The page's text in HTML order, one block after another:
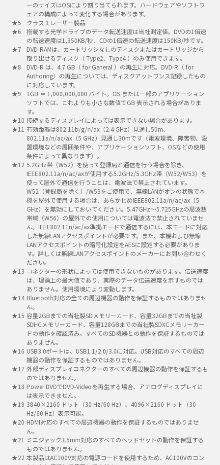
ーのサイズはOSにより割り当てられます。ハードウェアやソフトウ
ェアの構成によって変化する場合があります。
クラス１レーザー製品
搭載する光学ドライブのデータ転送速度は当社測定値。DVDの1倍速
の転送速度は1,350KB/秒、CDの1倍速の転送速度は150KB/秒です。
DVD-RAMは、カートリッジなしのディスクまたはカートリッジから
取り出せるディスク（ Type2、Type4 ）のみ使用できます。
DVD-R は、4.7 GB（ for General ）の再生に対応。DVD-R（ for
Authoring）の再生については、ディスクアットワンス記録したもの
に対応しています。
1GB ＝ 1,000,000,000 バイト。OS または一部のアプリケーション
ソフトでは、これよりも小さな数値でGB 表示される場合がありま
す。
接続するディスプレイによっては表示できない場合があります。
有効距離は802.11b/g/n/ax（2.4 GHz）見通し50m、
802.11a/n/ac/ax（5 GHz）見通し30mです（電波環境、障害物、設
置環境などの周囲条件や、アプリケーションソフト、OSなどの使用
条件によって異なります）。
5.2GHz帯（W52）を使って登録局と通信を行う場合を除き、
IEEE802.11a/n/ac/axが使用する5.2GHz/5.3GHz帯（W52/W53）を
使って屋外で通信を行うことは、電波法で禁止されています。
W52（登録局を除く）/W53をご使用で、無線LANがオンの状態で本
機を屋外で使用する場合は、あらかじめIEEE802.11a/n/ac/ax（5
GHz）を無効にしておいてください。5.47GHz～5.725GHzの周波数
帯域（W56）の屋外での使用については電波法で禁止されていませ
ん。IEEE802.11n/ac/ax準拠モードで通信するには、本モードに対応
した無線LANアクセスポイントが必要です。また、本機および無線
LANアクセスポイントの暗号化設定をAESに設定する必要がありま
す。詳しくは無線LANアクセスポイントのメーカーにお問い合わせく
ださい。
コネクターの形状によっては使用できないものがあります。伝送速度
は、理論上の最大値であり、実際のデータ伝送速度を示すものでは
ありません。使用環境により変動します。
Bluetooth対応の全ての周辺機器の動作を保証するものではありませ
ん。
容量2GBまでの当社製SDメモリーカード、容量32GBまでの当社製
SDHCメモリーカード、容量128GBまでの当社製SDXCメモリーカー
ドの動作を確認済み。すべてのSD機器との動作を保証するものでは
ありません。
USB3.0ポートは、USB1.1/2.0/3.0に対応。USB対応のすべての周辺
機器の動作を保証するものではありません。
外部ディスプレイコネクターのすべての周辺機器の動作を保証するも
のではありません。
Power DVDでDVD-Videoを再生する場合、アナログディスプレイに
は表示できません。
3840×2160 ドット（30 Hz/60 Hz）、4096×2160 ドット（30
Hz/60 Hz）表示可能。
HDMI対応のすべての周辺機器の動作を保証するものではありませ
ん。
ミニジャック3.5mm対応のすべてのヘッドセットの動作を保証する
ものではありません。
本製品はAC100V対応の電源コードを使用するため、AC100Vのコン